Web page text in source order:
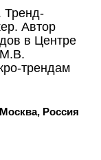
Тренд-
Автор
в Центре
М.В.
трендам
Москва, Россия